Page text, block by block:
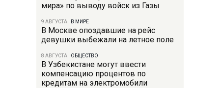
мира» по выводу войск из Газы
9 АВГУСТА В МИРЕ
В Москве опоздавшие на рейс
девушки выбежали на летное поле
8 АВГУСТА ОБЩЕСТВО
В Узбекистане могут ввести
компенсацию процентов по
кредитам на электромобили